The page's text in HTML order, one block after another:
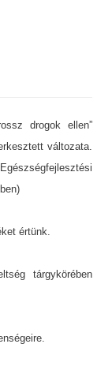
drogok ellen”
változata.
értünk.
tárgykörében